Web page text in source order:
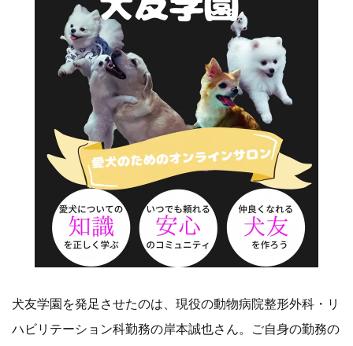
犬友学園を発足させたのは、現役の動物病院整形外科・リ
ハビリテーション科勤務の岸本誠也さん。ご自身の勤務の